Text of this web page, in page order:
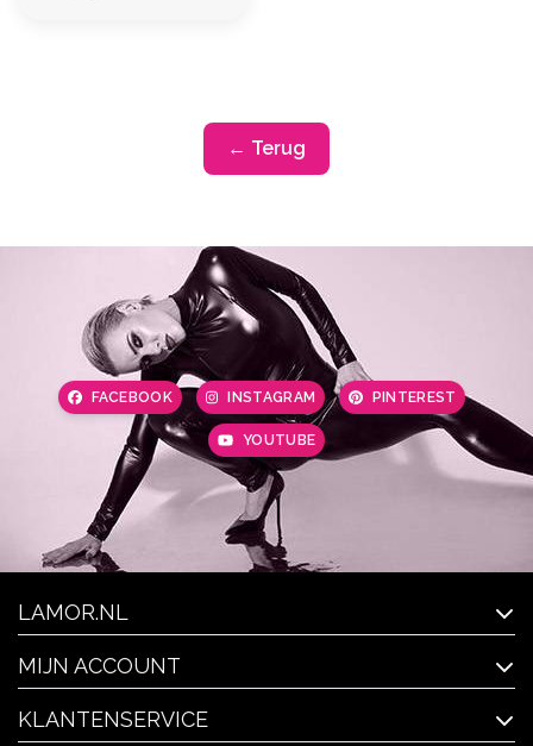
← Terug
FACEBOOK INSTAGRAM PINTEREST
YOUTUBE
LAMOR.NL
MIJN ACCOUNT
KLANTENSERVICE